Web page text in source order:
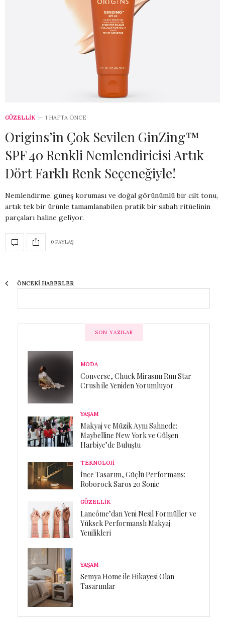
GÜZELLİK 1 HAFTA ÖNCE
Origins’in Çok Sevilen GinZing™
SPF 40 Renkli Nemlendiricisi Artık
Dört Farklı Renk Seçeneğiyle!
Nemlendirme, güneş koruması ve doğal görünümlü bir cilt tonu,
artık tek bir ürünle tamamlanabilen pratik bir sabah ritüelinin
parçaları haline geliyor.
0 PAYLAŞ
ÖNCEKI HABERLER
SON YAZILAR
MODA
Converse, Chuck Mirasını Run Star
Crush ile Yeniden Yorumluyor
YAŞAM
Makyaj ve Müzik Aynı Sahnede:
Maybelline New York ve Gülşen
Harbiye’de Buluştu
TEKNOLOJİ
İnce Tasarım, Güçlü Performans:
Roborock Saros 20 Sonic
GÜZELLİK
Lancôme’dan Yeni Nesil Formüller ve
Yüksek Performanslı Makyaj
Yenilikleri
YAŞAM
Semya Home ile Hikayesi Olan
Tasarımlar